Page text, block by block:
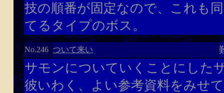
技の順番が固定なので、これも
てるタイプのボス。
No.246 ついて来い
サモンについていくことにした
彼いわく、よい参考資料をみせ